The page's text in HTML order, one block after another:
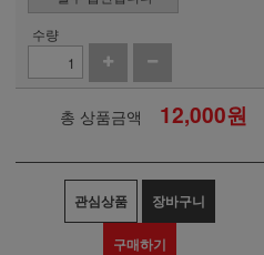
수량
총 상품금액 12,000원
관심상품 장바구니
구매하기